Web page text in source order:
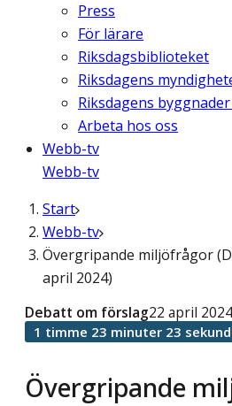
Press
För lärare
Riksdagsbiblioteket
Riksdagens
Riksdagens
Arbeta hos oss
Webb-tv
Webb-tv
Start
Webb-tv
Övergripande miljöfrågor
april 2024)
Övergripande
Debatt om förslag22 april 2024
1 timme 23 minuter 23